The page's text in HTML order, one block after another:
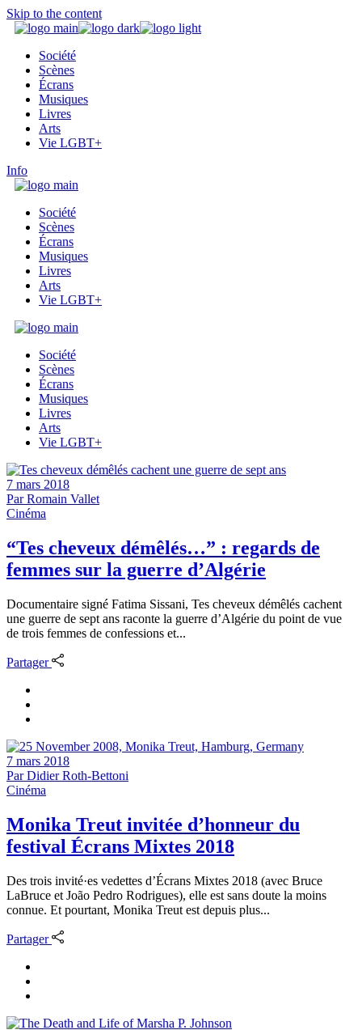
Skip to the content
Société
Scènes
Écrans
Musiques
Livres
Arts
Vie LGBT+
Info
Société
Scènes
Écrans
Musiques
Livres
Arts
Vie LGBT+
Société
Scènes
Écrans
Musiques
Livres
Arts
Vie LGBT+
7 mars 2018
ParRomain Vallet
Cinéma
“Tes cheveux démêlés…” : regards de
femmes sur la guerre d’Algérie
Documentaire signé Fatima Sissani, Tes cheveux démêlés cachent
une guerre de sept ans raconte la guerre d’Algérie du point de vue
de trois femmes de confessions et...
Partager
7 mars 2018
ParDidier Roth-Bettoni
Cinéma
Monika Treut invitée d’honneur du
festival Écrans Mixtes 2018
Des trois invité·es vedettes d’Écrans Mixtes 2018 (avec Bruce
LaBruce et João Pedro Rodrigues), elle est sans doute la moins
connue. Et pourtant, Monika Treut est depuis plus...
Partager